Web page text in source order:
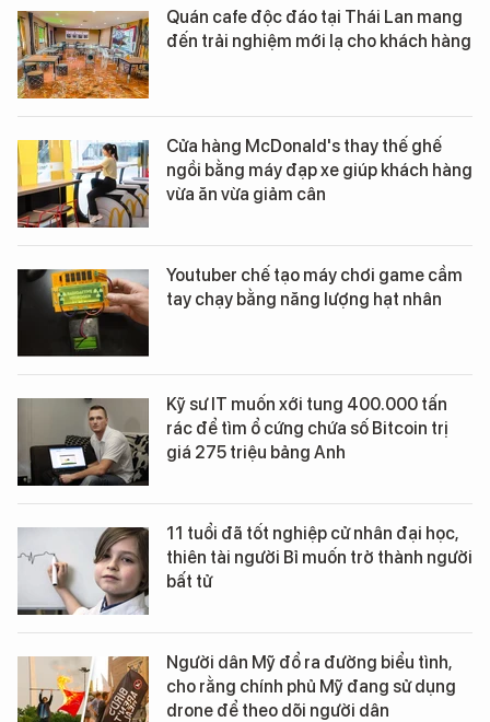
Quán cafe độc đáo tại Thái Lan mang
đến trải nghiệm mới lạ cho khách hàng
Cửa hàng McDonald's thay thế ghế
ngồi bằng máy đạp xe giúp khách hàng
vừa ăn vừa giảm cân
Youtuber chế tạo máy chơi game cầm
tay chạy bằng năng lượng hạt nhân
Kỹ sư IT muốn xới tung 400.000 tấn
rác để tìm ổ cứng chứa số Bitcoin trị
giá 275 triệu bảng Anh
11 tuổi đã tốt nghiệp cử nhân đại học,
thiên tài người Bỉ muốn trở thành người
bất tử
Người dân Mỹ đổ ra đường biểu tình,
cho rằng chính phủ Mỹ đang sử dụng
drone để theo dõi người dân